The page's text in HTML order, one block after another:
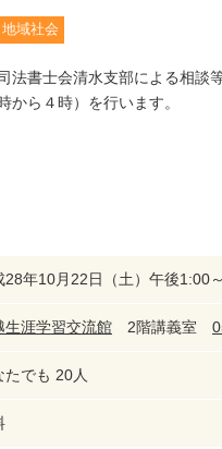
地域社会
法書士会清水支部による相談
から４時）を行います。
28年10月22日（土）午後1:00
生涯学習交流館 2階講義室
たでも 20人